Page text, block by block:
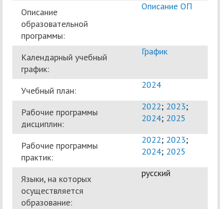
Описание
образовательной
программы:
Описание ОП
Календарный учебный
график:
График
Учебный план:
2024
Рабочие программы
дисциплин:
2022; 2023;
2024; 2025
Рабочие программы
практик:
2022; 2023;
2024; 2025
Языки, на которых
осуществляется
образование:
русский